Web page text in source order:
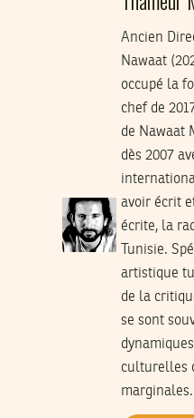
Ancien
Nawaat
occupé la
chef de
de Nawaat
dès 2007
avoir écrit
écrite, la
Tunisie.
artistique
de la
se sont
culturelles
marginales.